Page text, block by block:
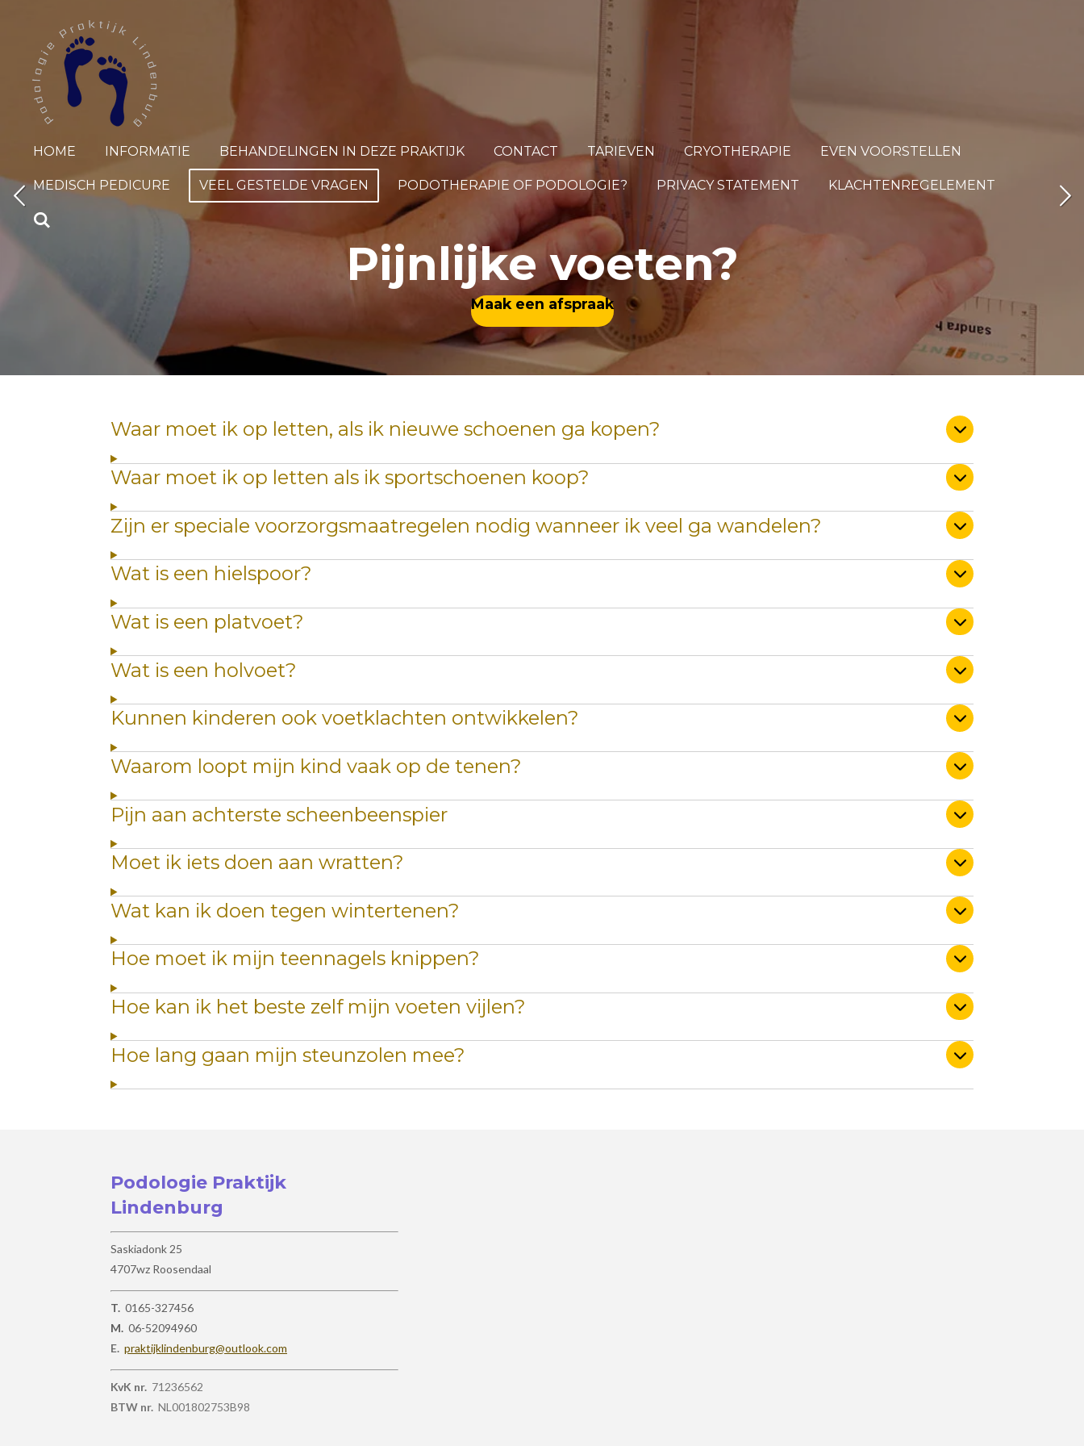
hoofdinhoud
HOME INFORMATIE BEHANDELINGEN IN DEZE PRAKTIJK CONTACT TARIEVEN CRYOTHERAPIE EVEN VOORSTELLEN
MEDISCH PEDICURE VEEL GESTELDE VRAGEN PODOTHERAPIE OF PODOLOGIE? PRIVACY STATEMENT KLACHTENREGELEMENT
Pijnlijke voeten?
Maak een afspraak
Waar moet ik op letten, als ik nieuwe schoenen ga kopen?
Waar moet ik op letten als ik sportschoenen koop?
Zijn er speciale voorzorgsmaatregelen nodig wanneer ik veel ga wandelen?
Wat is een hielspoor?
Wat is een platvoet?
Wat is een holvoet?
Kunnen kinderen ook voetklachten ontwikkelen?
Waarom loopt mijn kind vaak op de tenen?
Pijn aan achterste scheenbeenspier
Moet ik iets doen aan wratten?
Wat kan ik doen tegen wintertenen?
Hoe moet ik mijn teennagels knippen?
Hoe kan ik het beste zelf mijn voeten vijlen?
Hoe lang gaan mijn steunzolen mee?
Podologie Praktijk
Lindenburg
Saskiadonk 25
4707wz Roosendaal
T. 0165-327456
M. 06-52094960
E. praktijklindenburg@outlook.com
KvK nr. 71236562
BTW nr. NL001802753B98